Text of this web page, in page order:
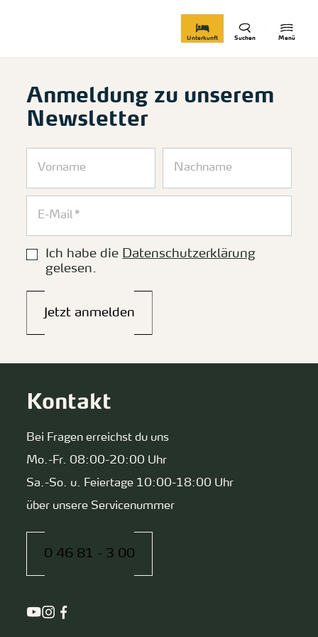
Menü
Suchen
Unterkunft
Anmeldung zu unserem
Newsletter
Ich habe die Datenschutzerklärung
gelesen.
Jetzt anmelden
Kontakt
Bei Fragen erreichst du uns
Mo.-Fr. 08:00-20:00 Uhr
Sa.-So. u. Feiertage 10:00-18:00 Uhr
über unsere Servicenummer
0 46 81 - 3 00